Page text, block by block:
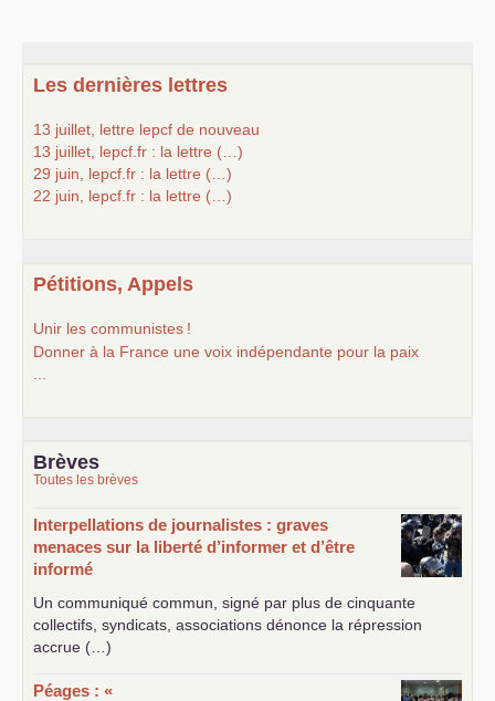
Les dernières lettres
13 juillet, lettre lepcf de nouveau
13 juillet, lepcf.fr : la lettre (…)
29 juin, lepcf.fr : la lettre (…)
22 juin, lepcf.fr : la lettre (…)
Pétitions, Appels
Unir les communistes !
Donner à la France une voix indépendante pour la paix
Brèves
Toutes les brèves
Interpellations de journalistes : graves
menaces sur la liberté d’informer et d’être
informé
Un communiqué commun, signé par plus de cinquante
collectifs, syndicats, associations dénonce la répression
accrue (…)
Péages : «